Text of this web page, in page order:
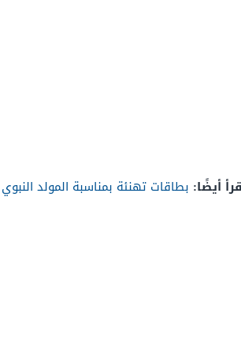
أيضًا: بطاقات تهنئة بمناسبة المولد